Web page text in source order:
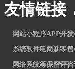
友情链接
网站小程序APP开发
系统软件电商新零售
网络系统等保密评